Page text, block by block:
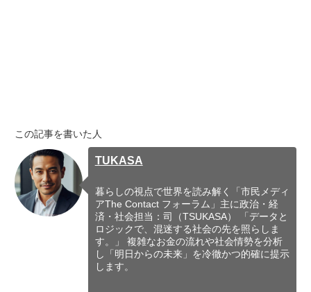
この記事を書いた人
TUKASA
暮らしの視点で世界を読み解く「市民メディ
アThe Contact フォーラム」主に政治・経
済・社会担当：司（TSUKASA） 「データと
ロジックで、混迷する社会の先を照らしま
す。」 複雑なお金の流れや社会情勢を分析
し「明日からの未来」を冷徹かつ的確に提示
します。